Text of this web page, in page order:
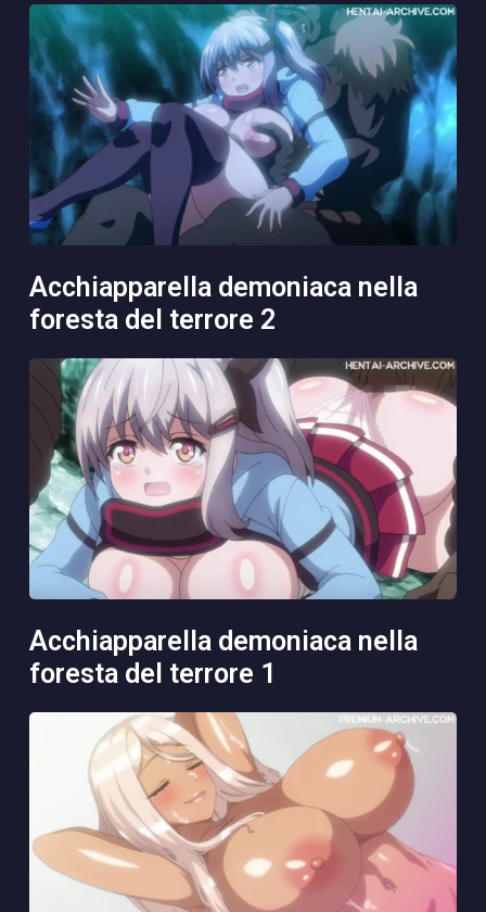
acchiapparella demoniaca nella
foresta del terrore 2
acchiapparella demoniaca nella
foresta del terrore 1